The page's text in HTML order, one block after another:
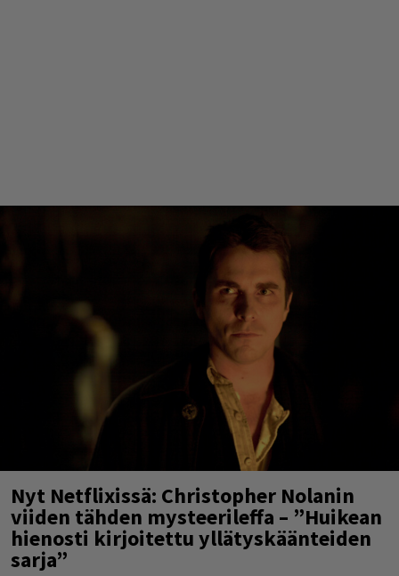
Nyt Netflixissä: Christopher Nolanin
viiden tähden mysteerileffa – ”Huikean
hienosti kirjoitettu yllätyskäänteiden
sarja”